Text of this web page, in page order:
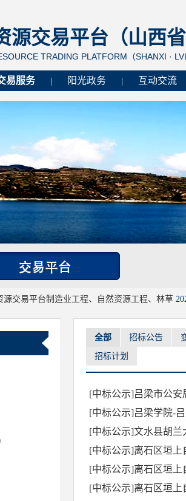
源交易平台（山西
TRADING PLATFORM（SHANXI ·
易服务 阳光政务 互动交流
源交易平台制造业工程、自然资源工程、林草
全部 招标公告
招标计划
[中标公示]吕梁市公
[中标公示]吕梁学院-
[中标公示]文水县胡兰
[中标公示]离石区垣
[中标公示]离石区垣
[中标公示]离石区垣